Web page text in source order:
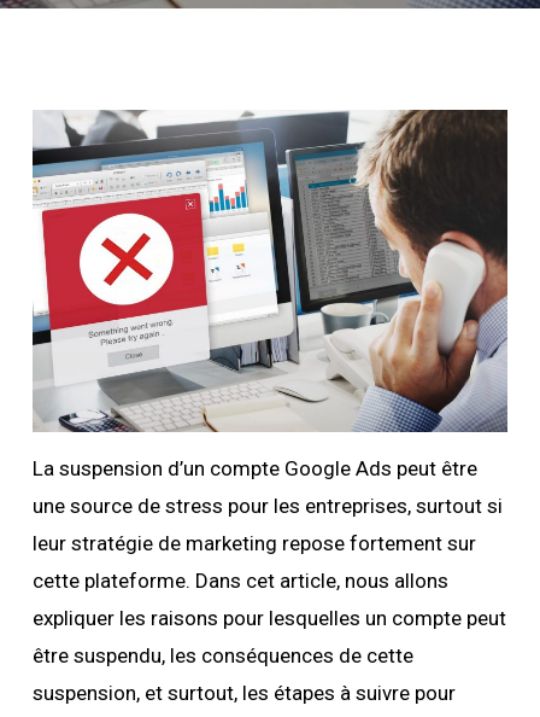
La suspension d’un compte Google Ads peut être
une source de stress pour les entreprises, surtout si
leur stratégie de marketing repose fortement sur
cette plateforme. Dans cet article, nous allons
expliquer les raisons pour lesquelles un compte peut
être suspendu, les conséquences de cette
suspension, et surtout, les étapes à suivre pour